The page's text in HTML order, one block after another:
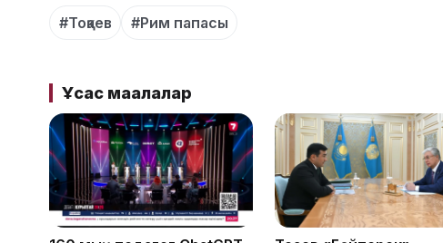
#Тоқаев #Рим папасы
Ұқсас мақалалар